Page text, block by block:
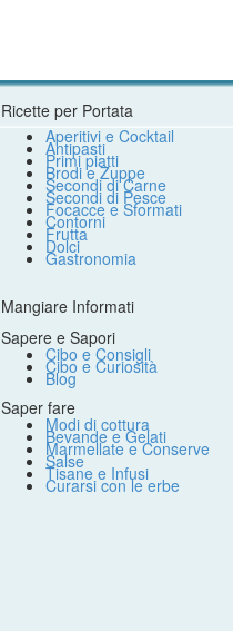
Ricette per Portata
Aperitivi e Cocktail
Antipasti
Primi piatti
Brodi e Zuppe
Secondi di Carne
Secondi di Pesce
Focacce e Sformati
Contorni
Frutta
Dolci
Gastronomia
Mangiare Informati
Sapere e Sapori
Cibo e Consigli
Cibo e Curiosità
Blog
Saper fare
Modi di cottura
Bevande e Gelati
Marmellate e Conserve
Salse
Tisane e Infusi
Curarsi con le erbe